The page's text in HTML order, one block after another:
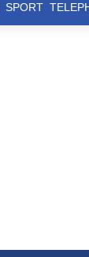
SPORT